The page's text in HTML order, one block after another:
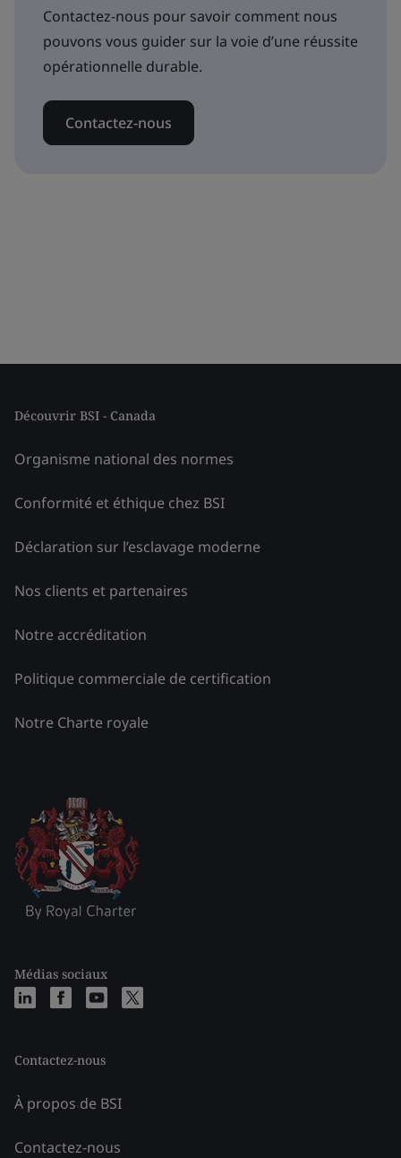
Contactez-nous pour savoir comment nous
pouvons vous guider sur la voie d’une réussite
opérationnelle durable.
Contactez-nous
Découvrir BSI - Canada
Organisme national des normes
Conformité et éthique chez BSI
Déclaration sur l’esclavage moderne
Nos clients et partenaires
Notre accréditation
Politique commerciale de certification
Notre Charte royale
Médias sociaux
Contactez-nous
À propos de BSI
Contactez-nous